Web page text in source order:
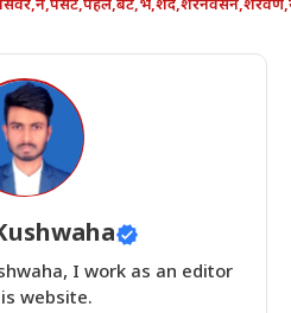
,न,पसट,पहल,बट,भ,शद,शरनवसन,शरवण,
I work as an editor
website.